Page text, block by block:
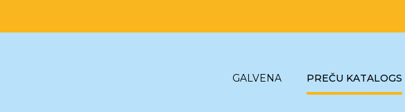
GALVENA PREČU KATALOGS